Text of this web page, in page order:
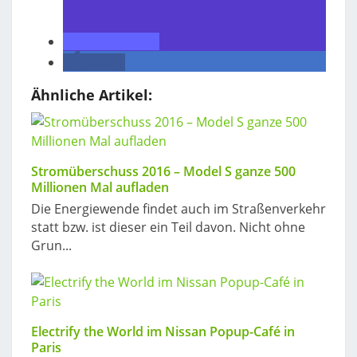
Ähnliche Artikel:
Stromüberschuss 2016 – Model S ganze 500
Millionen Mal aufladen
Die Energiewende findet auch im Straßenverkehr
statt bzw. ist dieser ein Teil davon. Nicht ohne
Grun...
Electrify the World im Nissan Popup-Café in
Paris